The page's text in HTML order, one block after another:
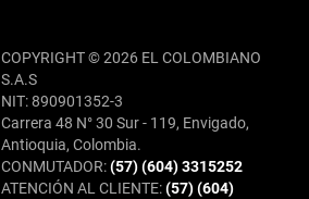
COPYRIGHT © 2026 EL COLOMBIANO
S.A.S
NIT: 890901352-3
Carrera 48 N° 30 Sur - 119, Envigado,
Antioquia, Colombia.
CONMUTADOR:(57) (604) 3315252
ATENCIÓN AL CLIENTE:(57) (604)